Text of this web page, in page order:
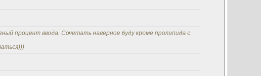
процент ввода. Сочетать наверное буду кроме пролипида с